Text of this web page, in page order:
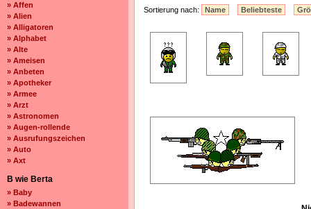
» Affen
» Alien
» Alligatoren
» Alphabet
» Alte
» Ameisen
» Anbeten
» Apotheker
» Armee
» Arzt
» Astronomen
» Augen-rollende
» Ausrufungszeichen
» Auto
» Axt
B wie Berta
» Baby
» Badewannen
Sortierung nach: Name Beliebteste